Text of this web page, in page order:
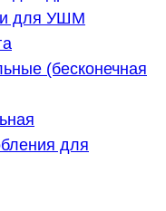
для УШМ
(бесконечная
для